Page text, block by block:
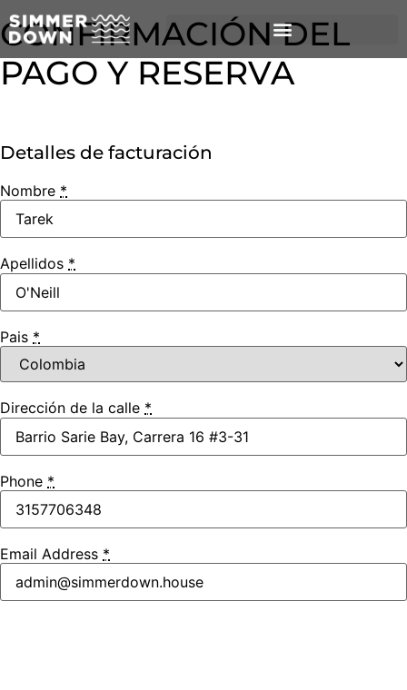
CONFIRMACIÓN DEL
PAGO Y RESERVA
Detalles de facturación
Nombre *
Apellidos *
Pais *
Dirección de la calle *
Phone *
Email Address *